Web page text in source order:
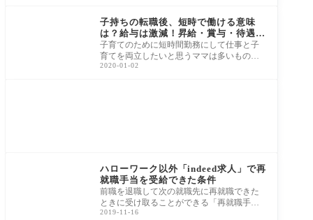
子持ちの転職後、短時で働ける意味
は？給与は激減！昇給・賞与・待遇に
ついて
子育てのために短時間勤務にして仕事と子
育てを両立したいと思うママは多いもので
す。短時間勤務は時間にゆとりができます
2020-01-02
ハローワーク以外「indeed求人」で再
就職手当を受給できた条件
前職を退職して次の就職先に再就職できた
ときに受け取ることができる「再就職手
当」はハローワーク求人で就職しなくても
2019-11-16